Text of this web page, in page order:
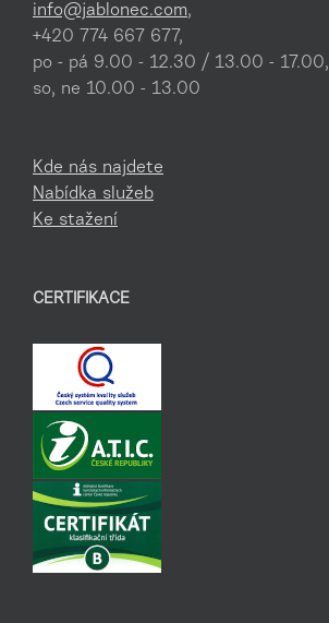
info@jablonec.com,
+420 774 667 677,
po - pá 9.00 - 12.30 / 13.00 - 17.00,
so, ne 10.00 - 13.00
Kde nás najdete
Nabídka služeb
Ke stažení
CERTIFIKACE